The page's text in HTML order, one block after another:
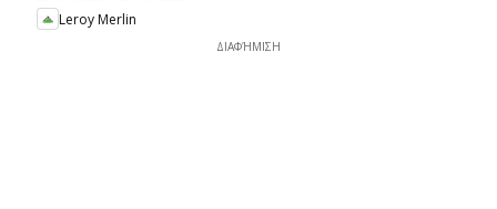
Leroy Merlin
ΔΙΑΦΉΜΙΣΗ